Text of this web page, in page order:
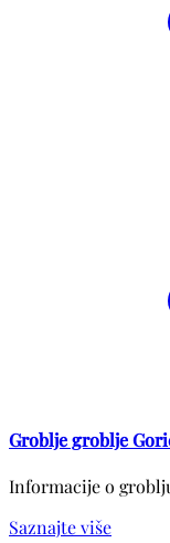
Groblje groblje
Informacije o
Saznajte više